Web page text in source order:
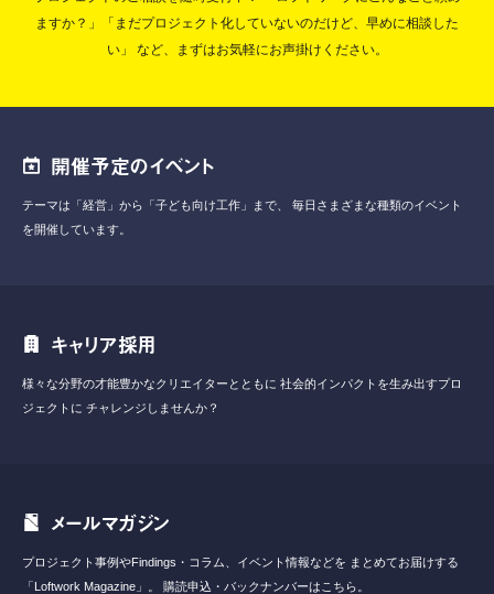
ますか？」「まだプロジェクト化していないのだけど、早めに相談した
い」
など、まずはお気軽にお声掛けください。
開催予定のイベント
テーマは「経営」から「子ども向け工作」まで、
毎日さまざまな種類のイベント
を開催しています。
キャリア採用
様々な分野の才能豊かなクリエイターとともに 社会的インパクトを生み出すプロ
ジェクトに チャレンジしませんか？
メールマガジン
プロジェクト事例やFindings・コラム、イベント情報などを まとめてお届けする
「Loftwork Magazine」。
購読申込・バックナンバーはこちら。